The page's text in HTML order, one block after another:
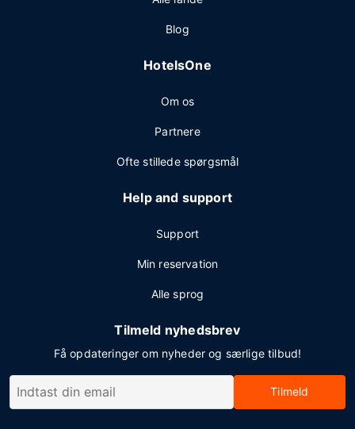
Blog
HotelsOne
Om os
Partnere
Ofte stillede spørgsmål
Help and support
Support
Min reservation
Alle sprog
Tilmeld nyhedsbrev
Få opdateringer om nyheder og særlige tilbud!
Tilmeld